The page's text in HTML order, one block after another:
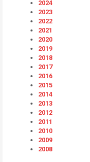
2024
2023
2022
2021
2020
2019
2018
2017
2016
2015
2014
2013
2012
2011
2010
2009
2008